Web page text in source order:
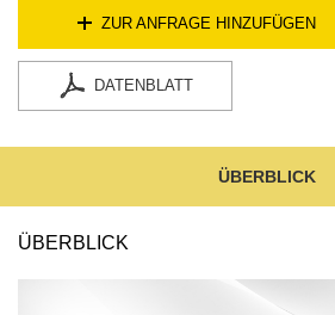
ZUR ANFRAGE HINZUFÜGEN
DATENBLATT
ÜBERBLICK
ÜBERBLICK